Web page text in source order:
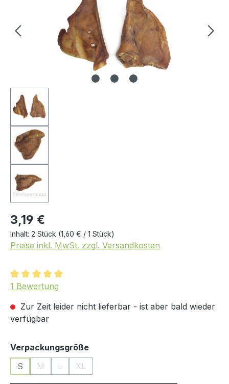
3,19 €
Inhalt: 2 Stück (1,60 € / 1 Stück)
Preise inkl. MwSt. zzgl. Versandkosten
Durchschnittliche Bewertung von 5 von 5 Sternen
1 Bewertung
Zur Zeit leider nicht lieferbar - ist aber bald wieder
verfügbar
Verpackungsgrößeauswählen
S
(Diese Option ist zurzeit nicht verfügbar.)
M
(Diese Option ist zurzeit nicht verfügbar.)
L
(Diese Option ist zurzeit nicht verfügbar.)
XL
(Diese Option ist zurzeit nicht verfügbar.)